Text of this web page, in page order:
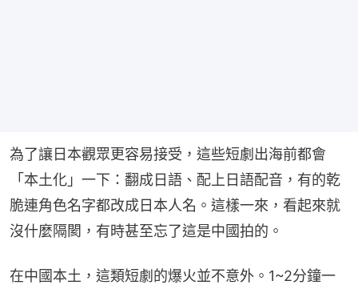
為了讓日本觀眾更容易接受，這些短劇出海前都會
「本土化」一下：翻成日語、配上日語配音，有的乾
脆連角色名字都改成日本人名。這樣一來，看起來就
沒什麼隔閡，有時甚至忘了這是中國拍的。
在中國本土，這類短劇的爆火並不意外。1~2分鐘一